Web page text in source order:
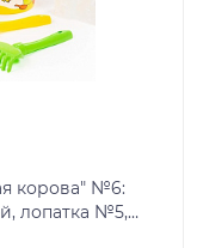
корова" №6:
лопатка №5,
(замок